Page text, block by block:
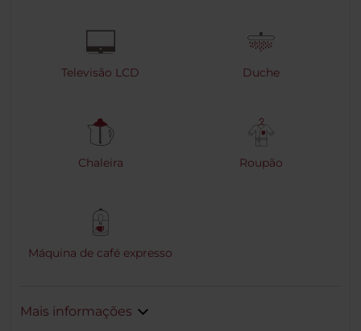
Televisão LCD Duche
Chaleira Roupão
Máquina de café expresso
Mais informações